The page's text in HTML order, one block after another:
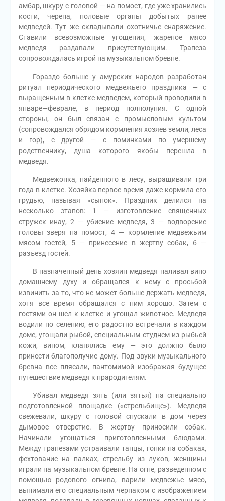
амбар, шкуру с головой — на помост, где уже хранились
кости, черепа, половые органы добытых ранее
медведей. Тут же складывали охотничье снаряжение.
Ставили всевозможные угощения, жареное мясо
медведя раздавали присутствующим. Трапеза
сопровождалась игрой на музыкальном бревне.
Гораздо больше у амурских народов разработан
ритуал периодического медвежьего праздника — с
выращенным в клетке медведем, который проводили в
январе—феврале, в период полнолуния. С одной
стороны, он был связан с промысловым культом
(сопровождался обрядом кормления хозяев земли, леса
и гор), с другой — с поминками по умершему
родственнику, душа которого якобы перешла в
медведя.
Медвежонка, найденного в лесу, выращивали три
года в клетке. Хозяйка первое время даже кормила его
грудью, называя «сынок». Праздник делился на
несколько этапов: 1 — изготовление священных
стружек инау, 2 — убиение медведя, 3 — водворение
головы зверя на помост, 4 — кормление медвежьим
мясом гостей, 5 — принесение в жертву собак, 6 —
разъезд гостей.
В назначенный день хозяин медведя наливал вино
домашнему духу и обращался к нему с просьбой
извинить за то, что не может больше держать медведя,
хотя все время обращался с ним хорошо. Затем с
гостями он шел к клетке и угощал животное. Медведя
водили по селению, его радостно встречали в каждом
доме, угощали рыбой, специальным студнем из рыбьей
кожи, вином, кланялись ему — это должно было
принести благополучие дому. Под звуки музыкального
бревна все плясали, пантомимой изображая будущее
путешествие медведя к прародителям.
Убивал медведя зять (или зятья) на специально
подготовленной площадке («стрельбище»). Медведя
свежевали, шкуру с головой спускали в дом через
дымовое отверстие. В жертву приносили собак.
Начинали угощаться приготовленными блюдами.
Между трапезами устраивали танцы, гонки на собаках,
фехтование на палках, стрельбу из луков, женщины
играли на музыкальном бревне. На огне, разведенном с
помощью родового огнива, варили медвежье мясо,
вынимали его специальным черпаком с изображением